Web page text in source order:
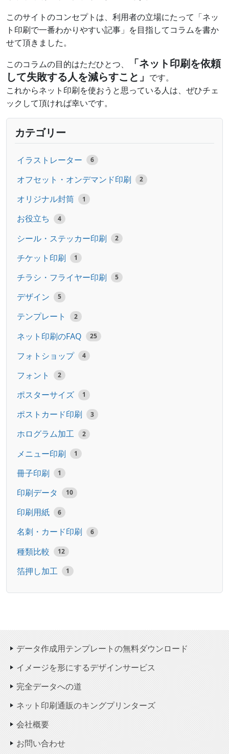
このサイトのコンセプトは、利用者の立場にたって「ネッ
ト印刷で一番わかりやすい記事」を目指してコラムを書か
せて頂きました。
このコラムの目的はただひとつ、
「ネット印刷を依頼
して失敗する人を減らすこと」 です。
これからネット印刷を使おうと思っている人は、ぜひチェ
ックして頂ければ幸いです。
カテゴリー
イラストレーター 6
オフセット・オンデマンド印刷 2
オリジナル封筒 1
お役立ち 4
シール・ステッカー印刷 2
チケット印刷 1
チラシ・フライヤー印刷 5
デザイン 5
テンプレート 2
ネット印刷のFAQ 25
フォトショップ 4
フォント 2
ポスターサイズ 1
ポストカード印刷 3
ホログラム加工 2
メニュー印刷 1
冊子印刷 1
印刷データ 10
印刷用紙 6
名刺・カード印刷 6
種類比較 12
箔押し加工 1
データ作成用テンプレートの無料ダウンロード
イメージを形にするデザインサービス
完全データへの道
ネット印刷通販のキングプリンターズ
会社概要
お問い合わせ